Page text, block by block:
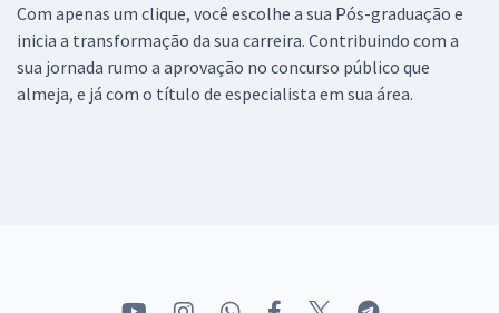
Com apenas um clique, você escolhe a sua Pós-graduação e
inicia a transformação da sua carreira. Contribuindo com a
sua jornada rumo a aprovação no concurso público que
almeja, e já com o título de especialista em sua área.